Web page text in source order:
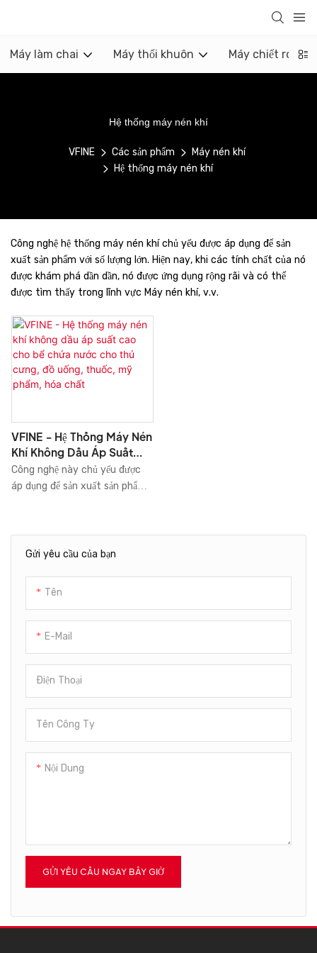
Máy làm chai Máy thổi khuôn Máy chiết rót
Hệ thống máy nén khí
VFINE Các sản phẩm
Máy nén khí
Hệ thống máy nén khí
Gửi yêu cầu của bạn
Tên
E-Mail
Điện Thoại
Tên Công Ty
Nội Dung
GỬI YÊU CẦU NGAY BÂY GIỜ
Công nghệ hệ thống máy nén khí chủ yếu được áp dụng để sản
xuất sản phẩm với số lượng lớn. Hiện nay, khi các tính chất của nó
được khám phá dần dần, nó được ứng dụng rộng rãi và có thể
được tìm thấy trong lĩnh vực Máy nén khí, v.v.
VFINE - Hệ Thống Máy Nén
Khí Không Dầu Áp Suất
Cao Cho Bể Chứa Nước
Cho Thú Cưng, Đồ Uống,
Công nghệ này chủ yếu được
áp dụng để sản xuất sản phẩm
phát hiện dần dần, nó được ứng
dụng rộng rãi và có thể được